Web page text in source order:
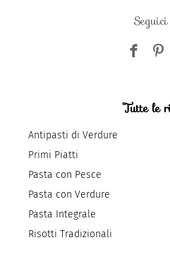
Tutte le
Antipasti di Verdure
Primi Piatti
Pasta con Pesce
Pasta con Verdure
Pasta Integrale
Risotti Tradizionali